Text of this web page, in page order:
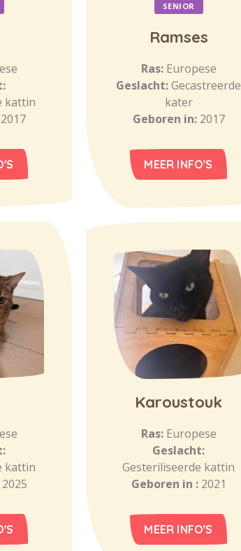
kattin
2017
SENIOR
Ramses
Ras: Europese
Geslacht:Gecastreerde
kater
Geboren in: 2017
MEER INFO'S
kattin
2025
Karoustouk
Ras: Europese
Geslacht:
Gesteriliseerde kattin
Geboren in : 2021
MEER INFO'S